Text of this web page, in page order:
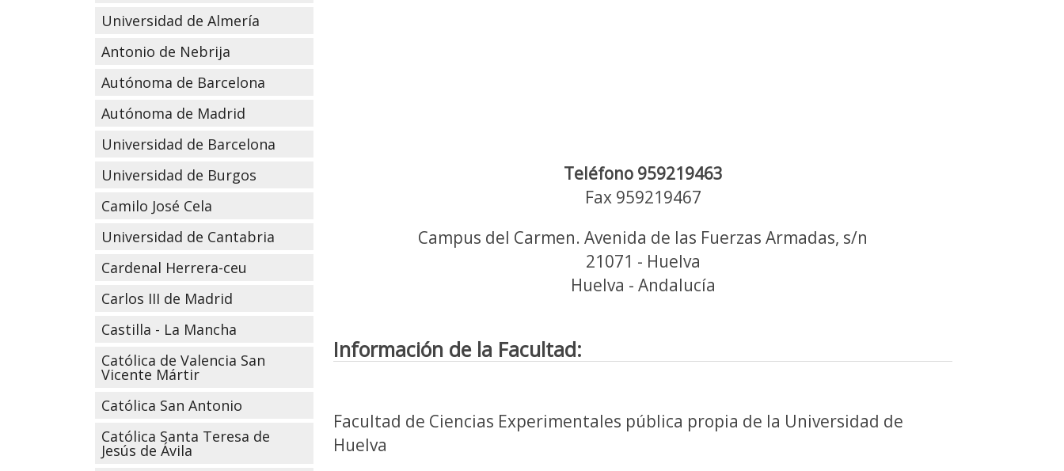
Universidad de Almería
Antonio de Nebrija
Autónoma de Barcelona
Autónoma de Madrid
Universidad de Barcelona
Universidad de Burgos
Camilo José Cela
Universidad de Cantabria
Cardenal Herrera-ceu
Carlos III de Madrid
Castilla - La Mancha
Católica de Valencia San
Vicente Mártir
Católica San Antonio
Católica Santa Teresa de
Jesús de Ávila
Teléfono 959219463
Fax 959219467
Campus del Carmen. Avenida de las Fuerzas Armadas, s/n
21071 - Huelva
Huelva - Andalucía
Información de la Facultad:
Facultad de Ciencias Experimentales pública propia de la Universidad de
Huelva